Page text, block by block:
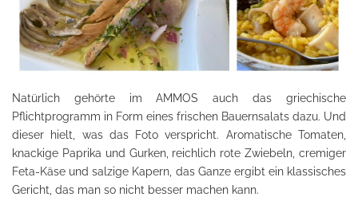
Natürlich gehörte im AMMOS auch das griechische
Pflichtprogramm in Form eines frischen Bauernsalats dazu. Und
dieser hielt, was das Foto verspricht. Aromatische Tomaten,
knackige Paprika und Gurken, reichlich rote Zwiebeln, cremiger
Feta-Käse und salzige Kapern, das Ganze ergibt ein klassisches
Gericht, das man so nicht besser machen kann.